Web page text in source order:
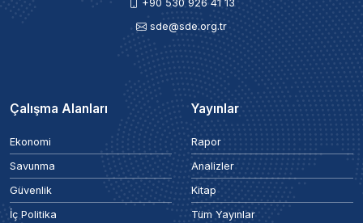
+90 530 926 41 13
sde@sde.org.tr
Çalışma Alanları
Ekonomi
Savunma
Güvenlik
İç Politika
Yayınlar
Rapor
Analizler
Kitap
Tüm Yayınlar